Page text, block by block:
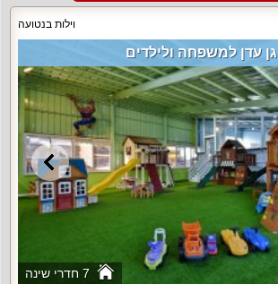
וילות בנטועה
7 חדרי שינה
גן עדן למשפחה ולילדים